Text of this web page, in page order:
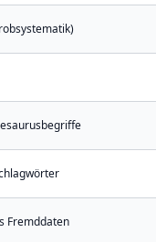
Fremddaten